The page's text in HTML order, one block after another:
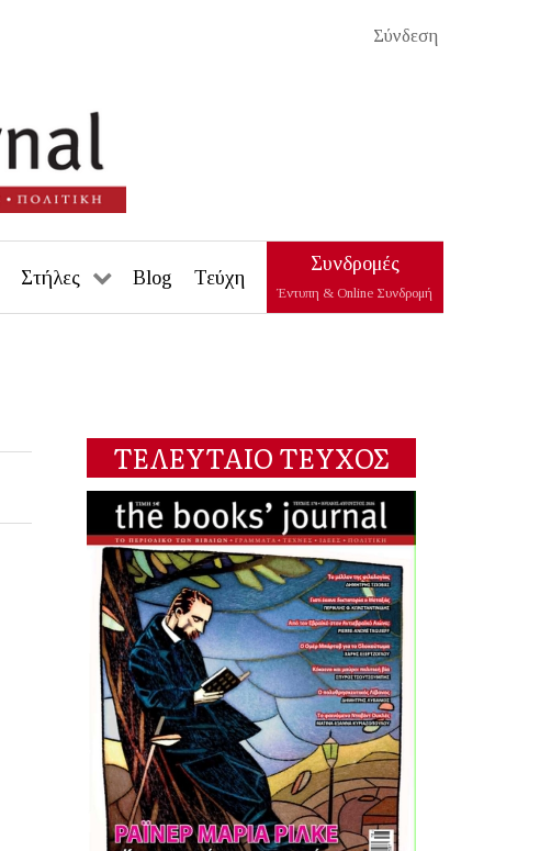
Σύνδεση
Στήλες Blog Τεύχη
Συνδρομές
Έντυπη & Online Συνδρομή
ΤΕΛΕΥΤΑΙΟ ΤΕΥΧΟΣ